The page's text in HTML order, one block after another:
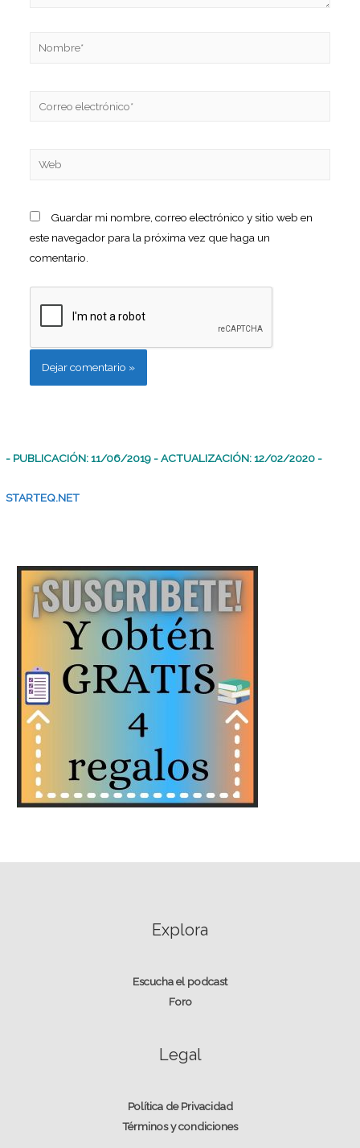
Guardar mi nombre, correo electrónico y sitio web en
este navegador para la próxima vez que haga un
comentario.
- PUBLICACIÓN: 11/06/2019 - ACTUALIZACIÓN: 12/02/2020 -
STARTEQ.NET
Explora
Escucha el podcast
Foro
Legal
Política de Privacidad
Términos y condiciones